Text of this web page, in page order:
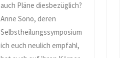
auch Pläne diesbezüglich?
Anne Sono, deren
Selbstheilungssymposium
ich euch neulich empfahl,